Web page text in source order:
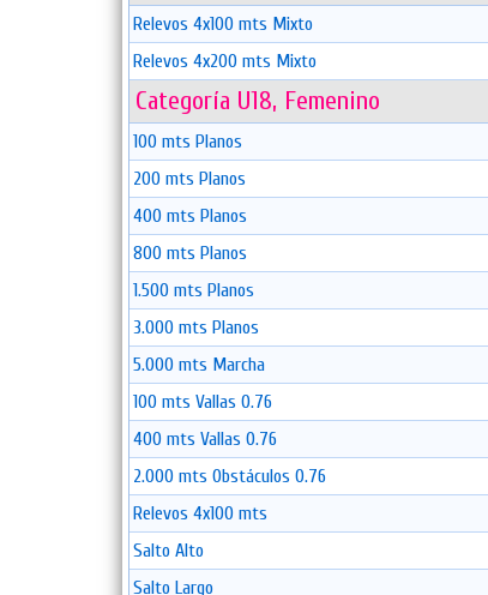
Relevos 4x100 mts Mixto
Relevos 4x200 mts Mixto
Categoría U18, Femenino
100 mts Planos
200 mts Planos
400 mts Planos
800 mts Planos
1.500 mts Planos
3.000 mts Planos
5.000 mts Marcha
100 mts Vallas 0.76
400 mts Vallas 0.76
2.000 mts Obstáculos 0.76
Relevos 4x100 mts
Salto Alto
Salto Largo